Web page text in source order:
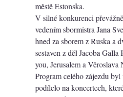
městě Estonska.
V silné konkurenci
vedením sbormistra Jana
hned za sborem z Ruska a
sestaven z děl Jacoba
you, Jerusalem a
Program celého zájezdu
podílelo na koncertech,